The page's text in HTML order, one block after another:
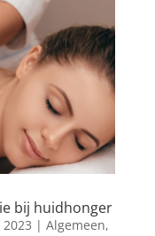
bij huidhonger
| Algemeen,